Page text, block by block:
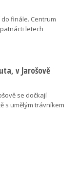
finále. Centrum
letech
v Jarošově
se dočkají
s umělým trávníkem